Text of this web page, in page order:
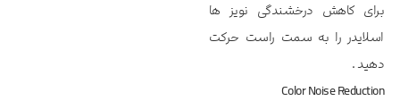
برای کاهش درخشندگی نویز ها
اسلایدر را به سمت راست حرکت
دهید .
Color Noise Reduction